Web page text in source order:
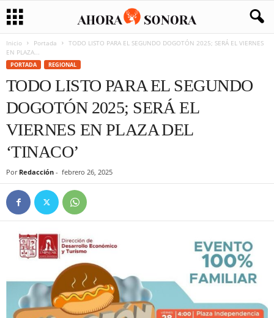
Inicio Portada
TODO LISTO PARA EL SEGUNDO DOGOTÓN 2025; SERÁ EL VIERNES
EN PLAZA...
PORTADA REGIONAL
TODO LISTO PARA EL SEGUNDO
DOGOTÓN 2025; SERÁ EL
VIERNES EN PLAZA DEL
‘TINACO’
Por Redacción - febrero 26, 2025